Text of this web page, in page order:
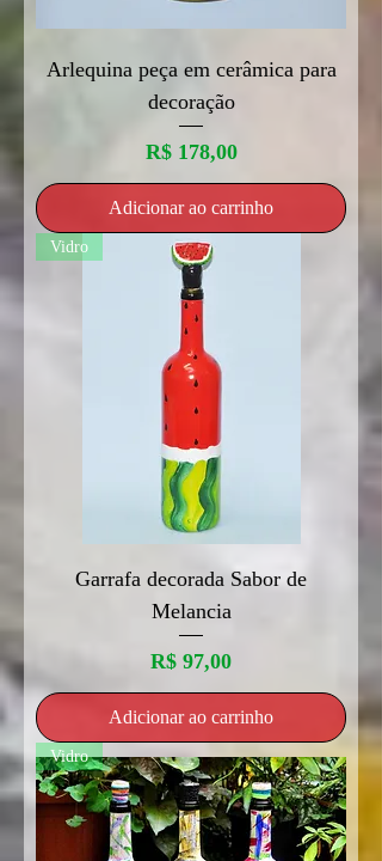
Arlequina peça em cerâmica para
decoração
Preço
R$ 178,00
Adicionar ao carrinho
Vidro
Garrafa decorada Sabor de
Melancia
Preço
R$ 97,00
Adicionar ao carrinho
Vidro